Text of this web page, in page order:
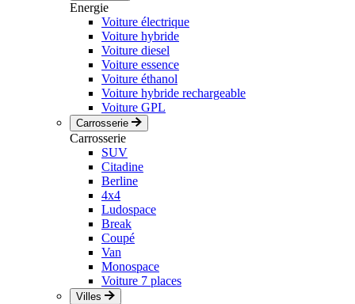
Energie
Voiture électrique
Voiture hybride
Voiture diesel
Voiture essence
Voiture éthanol
Voiture hybride rechargeable
Voiture GPL
Carrosserie
Carrosserie
SUV
Citadine
Berline
4x4
Ludospace
Break
Coupé
Van
Monospace
Voiture 7 places
Villes